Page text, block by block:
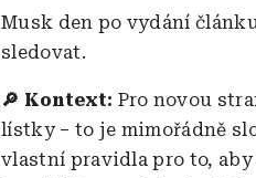
Musk den po vydání
sledovat.
🔎 Kontext: Pro novou
lístky – to je mimořádně
vlastní pravidla pro to,